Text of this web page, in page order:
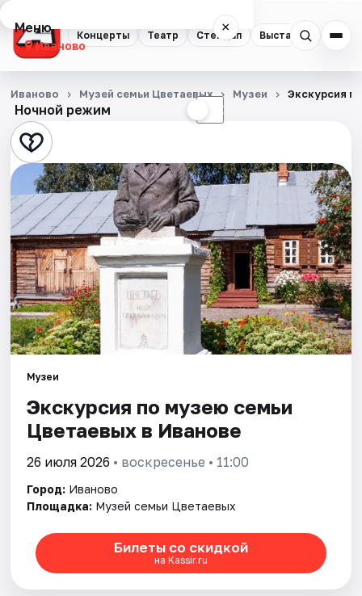
Концерты Театр Стендап Выставки Спорт
Меню ×
Иваново
Концерты
Театр
Стендап
Выставки
Спорт
События
Города
Артисты
Рейтинги
Ночной режим ☾
Иваново Музей семьи Цветаевых Музеи Экскурсия
Музеи
Экскурсия по музею семьи
Цветаевых в Иванове
26 июля 2026 • воскресенье • 11:00
Город: Иваново
Площадка: Музей семьи Цветаевых
Билеты со скидкой
на Kassir.ru